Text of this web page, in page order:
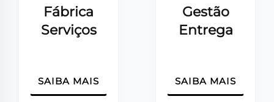
Fábrica
Serviços
SAIBA MAIS
Gestão
Entrega
SAIBA MAIS